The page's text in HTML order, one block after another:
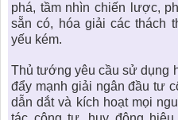
phá, tầm nhìn chiến lược,
sẵn có, hóa giải các thách
yếu kém.
Thủ tướng yêu cầu sử dụng
đẩy mạnh giải ngân đầu tư
dẫn dắt và kích hoạt mọi